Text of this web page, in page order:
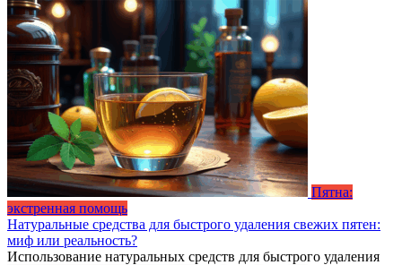
Пятна:
экстренная помощь
Натуральные средства для быстрого удаления свежих пятен:
миф или реальность?
Использование натуральных средств для быстрого удаления